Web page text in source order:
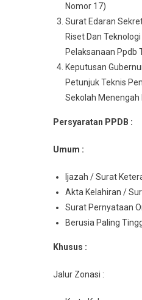
Nomor 17)
Surat Edaran
Riset Dan
Pelaksanaan Ppdb
Keputusan
Petunjuk Teknis
Sekolah Menengah
Persyaratan PPDB :
Umum :
Ijazah / Surat
Akta Kelahiran /
Surat Pernyataan
Berusia Paling
Khusus :
Jalur Zonasi :